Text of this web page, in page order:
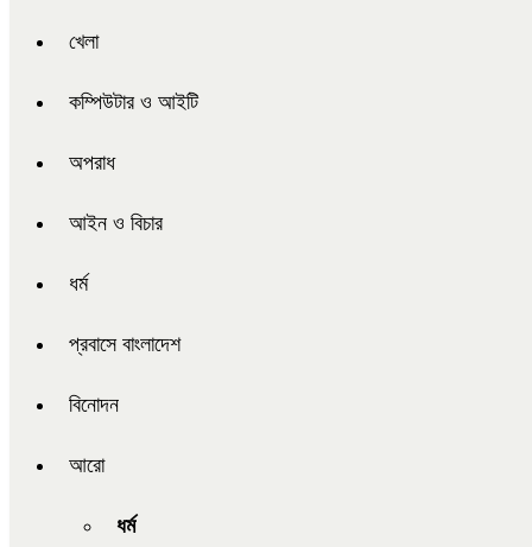
খেলা
কম্পিউটার ও আইটি
অপরাধ
আইন ও বিচার
ধর্ম
প্রবাসে বাংলাদেশ
বিনোদন
আরো
ধর্ম